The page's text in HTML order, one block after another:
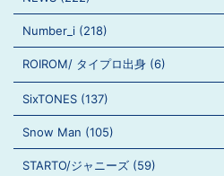
Number_i (218)
ROIROM/ タイプロ出身 (6)
SixTONES (137)
Snow Man (105)
STARTO/ジャニーズ (59)